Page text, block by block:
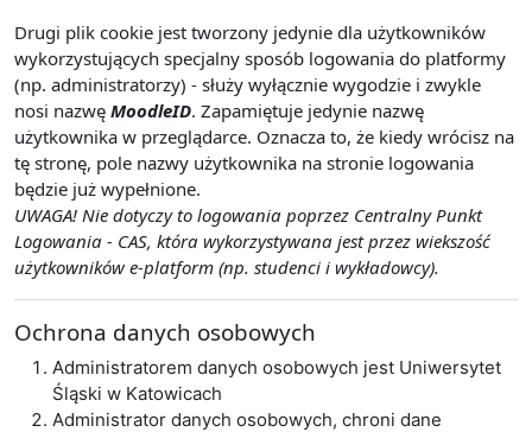
Drugi plik cookie jest tworzony jedynie dla użytkowników
wykorzystujących specjalny sposób logowania do platformy
(np. administratorzy) - służy wyłącznie wygodzie i zwykle
nosi nazwę MoodleID. Zapamiętuje jedynie nazwę
użytkownika w przeglądarce. Oznacza to, że kiedy wrócisz na
tę stronę, pole nazwy użytkownika na stronie logowania
będzie już wypełnione.
UWAGA! Nie dotyczy to logowania poprzez Centralny Punkt
Logowania - CAS, która wykorzystywana jest przez wiekszość
użytkowników e-platform (np. studenci i wykładowcy).
Ochrona danych osobowych
Administratorem danych osobowych jest Uniwersytet
Śląski w Katowicach
Administrator danych osobowych, chroni dane